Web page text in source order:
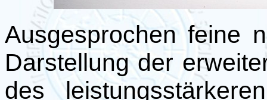
Ausgesprochen feine
Darstellung der
des